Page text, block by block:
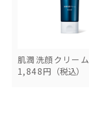
肌潤洗顔クリーム
1,848円 （税込）